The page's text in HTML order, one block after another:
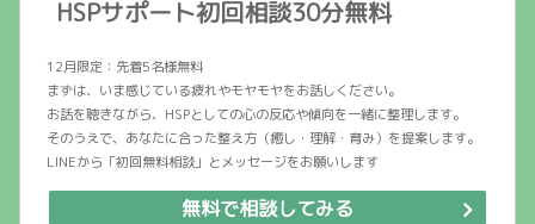
HSPサポート初回相談30分無料
12月限定：先着5名様無料
まずは、いま感じている疲れやモヤモヤをお話しください。
お話を聴きながら、HSPとしての心の反応や傾向を一緒に整理します。
そのうえで、あなたに合った整え方（癒し・理解・育み）を提案します。
LINEから「初回無料相談」とメッセージをお願いします
無料で相談してみる